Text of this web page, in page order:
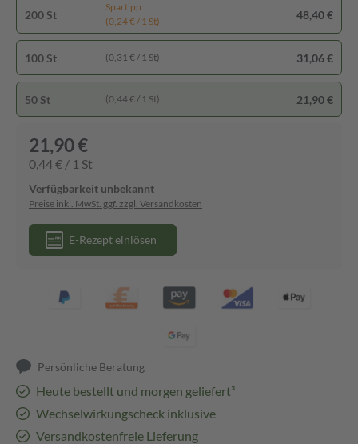
200 St
Spartipp
(0,24 € / 1 St)
48,40 €
100 St (0,31 € / 1 St) 31,06 €
50 St (0,44 € / 1 St) 21,90 €
21,90 €
0,44 € / 1 St
Verfügbarkeit unbekannt
Preise inkl. MwSt. ggf. zzgl. Versandkosten
E-Rezept einlösen
Persönliche Beratung
Heute bestellt und morgen geliefert³
Wechselwirkungscheck inklusive
Versandkostenfreie Lieferung